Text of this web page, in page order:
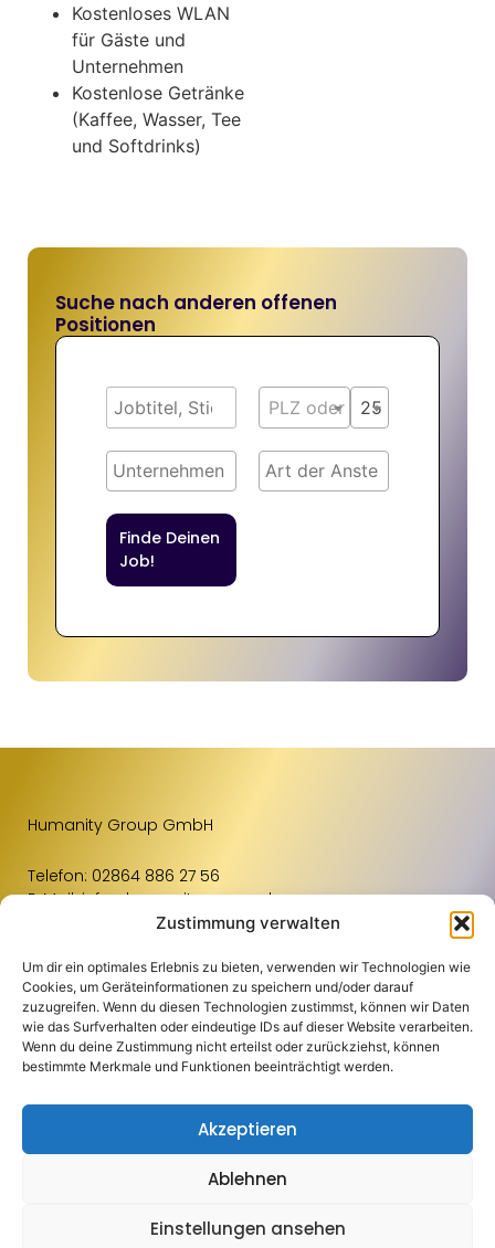
Zustimmung verwalten
Um dir ein optimales Erlebnis zu bieten, verwenden wir Technologien wie
Cookies, um Geräteinformationen zu speichern und/oder darauf
zuzugreifen. Wenn du diesen Technologien zustimmst, können wir Daten
wie das Surfverhalten oder eindeutige IDs auf dieser Website verarbeiten.
Wenn du deine Zustimmung nicht erteilst oder zurückziehst, können
bestimmte Merkmale und Funktionen beeinträchtigt werden.
Akzeptieren
Ablehnen
Einstellungen ansehen
Kostenloses WLAN
für Gäste und
Unternehmen
Kostenlose Getränke
(Kaffee, Wasser, Tee
und Softdrinks)
Suche nach anderen offenen
Positionen
PLZ oder Ort25 km
Finde Deinen
Job!
Humanity Group GmbH
Telefon: 02864 886 27 56
E-Mail:info@humanity-group.de
Links
Für Unternehmen
Für Bewerbende
Weiteres
Kontakt
Impressum
Compliance
Standorte
Raum Osnabrück
Raum Münster